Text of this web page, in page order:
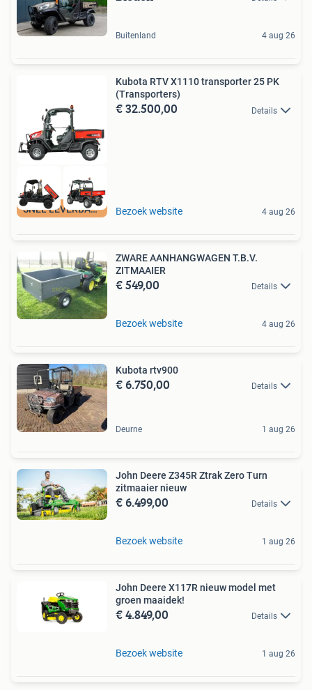
Buitenland 4 aug 26
SNEL LEVERBAAR
Kubota RTV X1110 transporter 25 PK
(Transporters)
€ 32.500,00 Details
Bezoek website 4 aug 26
ZWARE AANHANGWAGEN T.B.V.
ZITMAAIER
€ 549,00 Details
Bezoek website 4 aug 26
Kubota rtv900
€ 6.750,00 Details
Deurne 1 aug 26
John Deere Z345R Ztrak Zero Turn
zitmaaier nieuw
€ 6.499,00 Details
Bezoek website 1 aug 26
John Deere X117R nieuw model met
groen maaidek!
€ 4.849,00 Details
Bezoek website 1 aug 26